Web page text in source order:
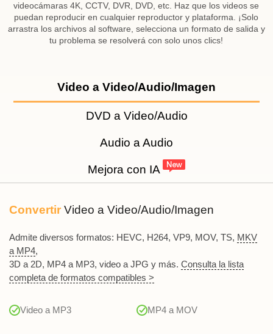
videocámaras 4K, CCTV, DVR, DVD, etc. Haz que los videos se
puedan reproducir en cualquier reproductor y plataforma. ¡Solo
arrastra los archivos al software, selecciona un formato de salida y
tu problema se resolverá con solo unos clics!
Video a Video/Audio/Imagen
DVD a Video/Audio
Audio a Audio
Mejora con IA
Convertir Video a Video/Audio/Imagen
Admite diversos formatos: HEVC, H264, VP9, MOV, TS, MKV
a MP4,
3D a 2D, MP4 a MP3, video a JPG y más. Consulta la lista
completa de formatos compatibles >
Video a MP3 MP4 a MOV